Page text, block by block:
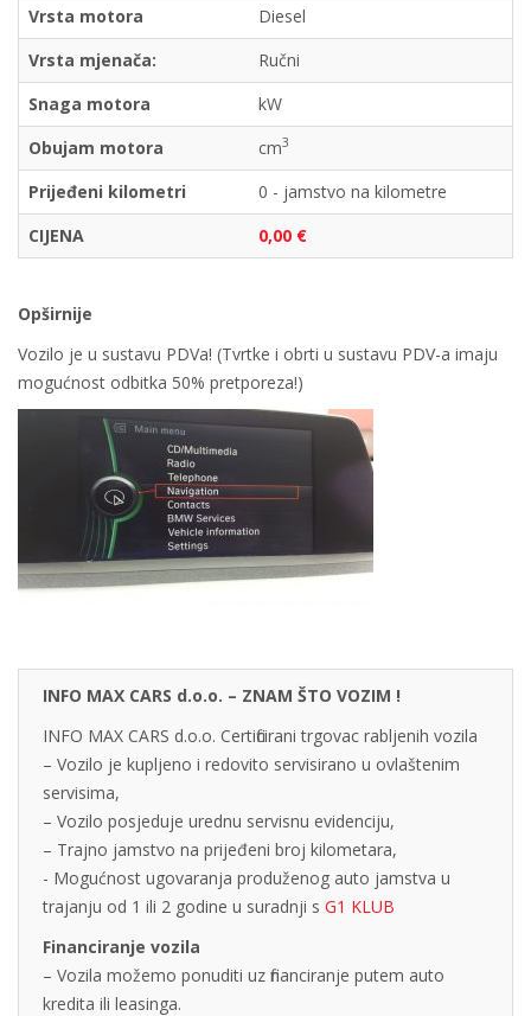
Vrsta motora
Diesel
Vrsta mjenača:
Ručni
Snaga motora
kW
Obujam motora
cm3
Prijeđeni kilometri
0 - jamstvo na kilometre
CIJENA
0,00 €
Opširnije
Vozilo je u sustavu PDVa! (Tvrtke i obrti u sustavu PDV-a imaju
mogućnost odbitka 50% pretporeza!)
INFO MAX CARS d.o.o. – ZNAM ŠTO VOZIM !
INFO MAX CARS d.o.o. Certificirani trgovac rabljenih vozila
– Vozilo je kupljeno i redovito servisirano u ovlaštenim
servisima,
– Vozilo posjeduje urednu servisnu evidenciju,
– Trajno jamstvo na prijeđeni broj kilometara,
- Mogućnost ugovaranja produženog auto jamstva u
trajanju od 1 ili 2 godine u suradnji s G1 KLUB
Financiranje vozila
– Vozila možemo ponuditi uz financiranje putem auto
kredita ili leasinga.